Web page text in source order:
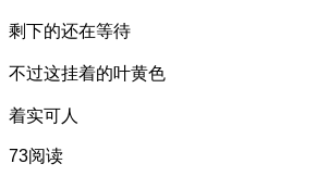
剩下的还在等待
不过这挂着的叶黄色
着实可人
73阅读